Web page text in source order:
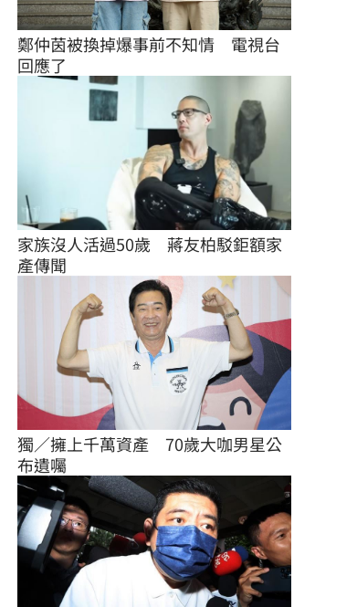
鄭仲茵被換掉爆事前不知情　電視台
回應了
家族沒人活過50歲　蔣友柏駁鉅額家
產傳聞
獨／擁上千萬資產　70歲大咖男星公
布遺囑